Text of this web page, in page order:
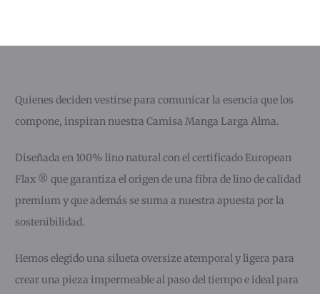
Quienes deciden vestirse para comunicar la esencia que los
compone, inspiran nuestra Camisa Manga Larga Alma.
Diseñada en 100% lino natural con el certificado European
Flax ® que garantiza el origen de una fibra de lino de calidad
premium y que además se suma a nuestra apuesta por la
sostenibilidad.
Hemos elegido una silueta oversize atemporal y ligera para
crear una pieza impermeable al paso del tiempo e ideal para